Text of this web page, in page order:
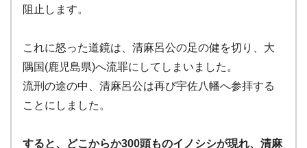
阻止します。
これに怒った道鏡は、清麻呂公の足の健を切り、大
隅国(鹿児島県)へ流罪にしてしまいました。
流刑の途の中、清麻呂公は再び宇佐八幡へ参拝する
ことにしました。
すると、どこからか300頭ものイノシシが現れ、清麻